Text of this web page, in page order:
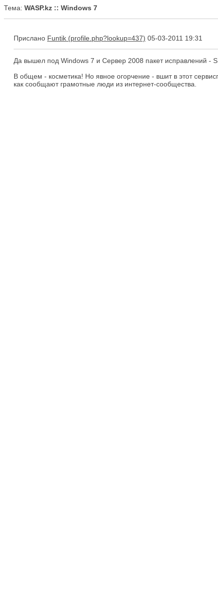
Тема: WASP.kz :: Windows 7
Прислано Funtik 05-03-2011 19:31
Да вышел под Windows 7 и Сервер 2008 пакет исправлений -
В общем - косметика! Но явное огорчение - вшит в этот
как сообщают грамотные люди из интернет-сообщества.